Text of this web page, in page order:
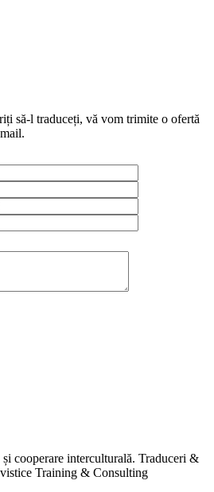
să-l traduceți, vă vom trimite o ofertă
cooperare interculturală. Traduceri &
Training & Consulting